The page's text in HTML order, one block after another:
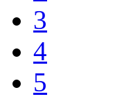
3
4
5